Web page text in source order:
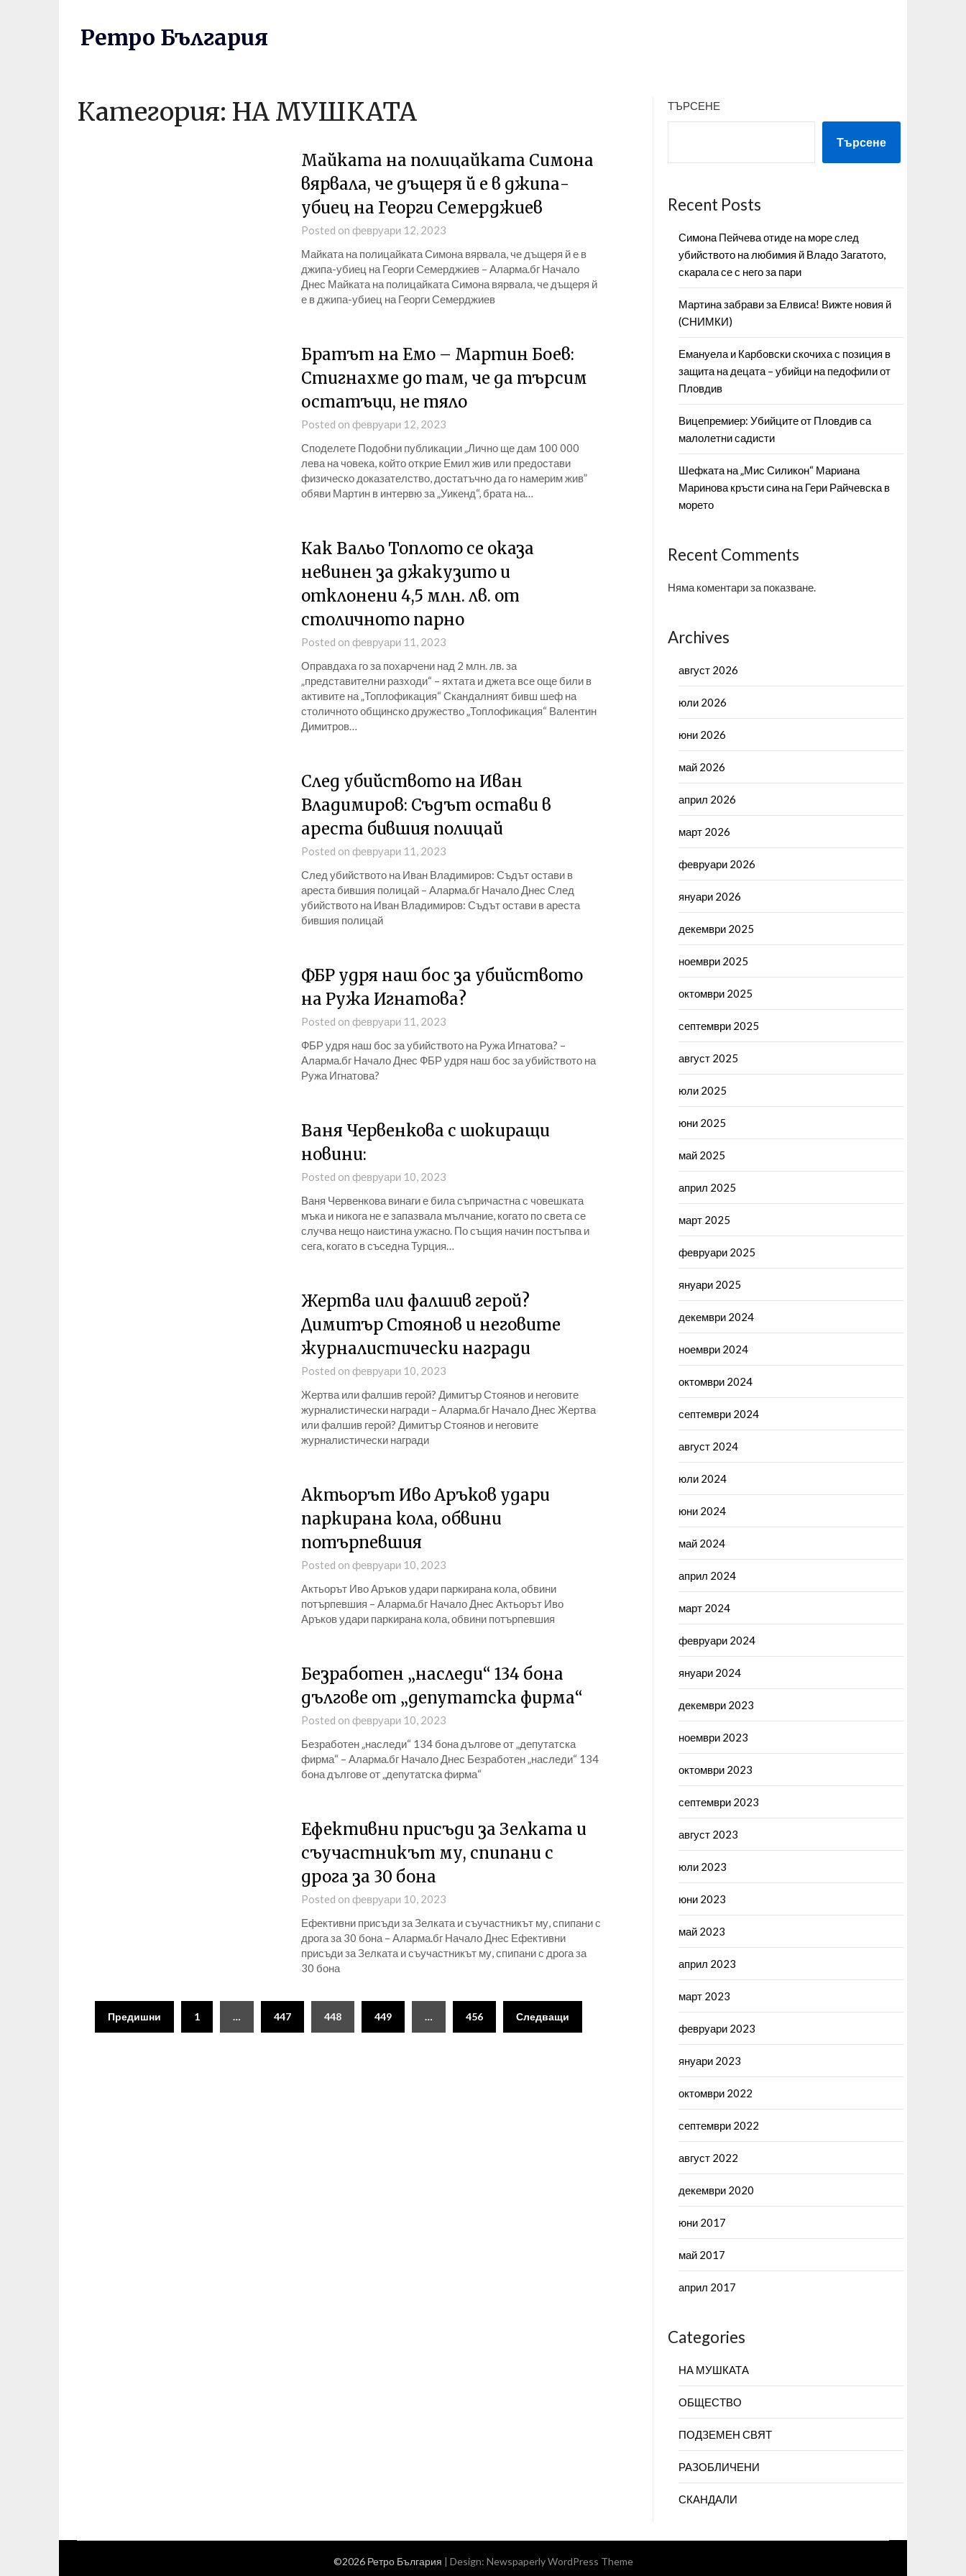
Ретро България
Категория: НА МУШКАТА
Майката на полицайката Симона
вярвала, че дъщеря й е в джипа-
убиец на Георги Семерджиев
Posted on февруари 12, 2023
Майката на полицайката Симона вярвала, че дъщеря й е в
джипа-убиец на Георги Семерджиев – Аларма.бг Начало
Днес Майката на полицайката Симона вярвала, че дъщеря й
е в джипа-убиец на Георги Семерджиев
Братът на Емо – Мартин Боев:
Стигнахме до там, че да търсим
остатъци, не тяло
Posted on февруари 12, 2023
Споделете Подобни публикации „Лично ще дам 100 000
лева на човека, който открие Емил жив или предостави
физическо доказателство, достатъчно да го намерим жив”
обяви Мартин в интервю за „Уикенд“, брата на…
Как Вальо Топлото се оказа
невинен за джакузито и
отклонени 4,5 млн. лв. от
столичното парно
Posted on февруари 11, 2023
Оправдаха го за похарчени над 2 млн. лв. за
„представителни разходи“ – яхтата и джета все още били в
активите на „Топлофикация“ Скандалният бивш шеф на
столичното общинско дружество „Топлофикация“ Валентин
Димитров…
След убийството на Иван
Владимиров: Съдът остави в
ареста бившия полицай
Posted on февруари 11, 2023
След убийството на Иван Владимиров: Съдът остави в
ареста бившия полицай – Аларма.бг Начало Днес След
убийството на Иван Владимиров: Съдът остави в ареста
бившия полицай
ФБР удря наш бос за убийството
на Ружа Игнатова?
Posted on февруари 11, 2023
ФБР удря наш бос за убийството на Ружа Игнатова? –
Аларма.бг Начало Днес ФБР удря наш бос за убийството на
Ружа Игнатова?
Ваня Червенкова с шокиращи
новини:
Posted on февруари 10, 2023
Ваня Червенкова винаги е била съпричастна с човешката
мъка и никога не е запазвала мълчание, когато по света се
случва нещо наистина ужасно. По същия начин постъпва и
сега, когато в съседна Турция…
Жертва или фалшив герой?
Димитър Стоянов и неговите
журналистически награди
Posted on февруари 10, 2023
Жертва или фалшив герой? Димитър Стоянов и неговите
журналистически награди – Аларма.бг Начало Днес Жертва
или фалшив герой? Димитър Стоянов и неговите
журналистически награди
Актьорът Иво Аръков удари
паркирана кола, обвини
потърпевшия
Posted on февруари 10, 2023
Актьорът Иво Аръков удари паркирана кола, обвини
потърпевшия – Аларма.бг Начало Днес Актьорът Иво
Аръков удари паркирана кола, обвини потърпевшия
Безработен „наследи“ 134 бона
дългове от „депутатска фирма“
Posted on февруари 10, 2023
Безработен „наследи“ 134 бона дългове от „депутатска
фирма“ – Аларма.бг Начало Днес Безработен „наследи“ 134
бона дългове от „депутатска фирма“
Ефективни присъди за Зелката и
съучастникът му, спипани с
дрога за 30 бона
Posted on февруари 10, 2023
Ефективни присъди за Зелката и съучастникът му, спипани с
дрога за 30 бона – Аларма.бг Начало Днес Ефективни
присъди за Зелката и съучастникът му, спипани с дрога за
30 бона
Разделяне
Предишни 1 … 447 448 449 … 456 Следващи
ТЪРСЕНЕ
Търсене
Recent Posts
Симона Пейчева отиде на море след
убийството на любимия й Владо Загатото,
скарала се с него за пари
Мартина забрави за Елвиса! Вижте новия й
(СНИМКИ)
Емануела и Карбовски скочиха с позиция в
защита на децата – убийци на педофили от
Пловдив
Вицепремиер: Убийците от Пловдив са
малолетни садисти
Шефката на „Мис Силикон“ Мариана
Маринова кръсти сина на Гери Райчевска в
морето
Recent Comments
Няма коментари за показване.
Archives
август 2026
юли 2026
юни 2026
май 2026
април 2026
март 2026
февруари 2026
януари 2026
декември 2025
ноември 2025
октомври 2025
септември 2025
август 2025
юли 2025
юни 2025
май 2025
април 2025
март 2025
февруари 2025
януари 2025
декември 2024
ноември 2024
октомври 2024
септември 2024
август 2024
юли 2024
юни 2024
май 2024
април 2024
март 2024
февруари 2024
януари 2024
декември 2023
ноември 2023
октомври 2023
септември 2023
август 2023
юли 2023
юни 2023
май 2023
април 2023
март 2023
февруари 2023
януари 2023
октомври 2022
септември 2022
август 2022
декември 2020
юни 2017
май 2017
април 2017
Categories
НА МУШКАТА
ОБЩЕСТВО
ПОДЗЕМЕН СВЯТ
РАЗОБЛИЧЕНИ
СКАНДАЛИ
©2026 Ретро България | Design: Newspaperly WordPress Theme